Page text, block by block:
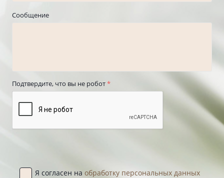
Сообщение
Подтвердите, что вы не робот*
Я согласен на обработку персональных данных